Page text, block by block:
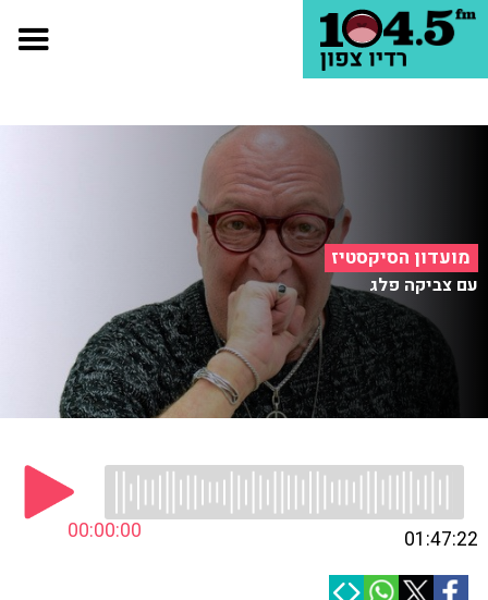
מועדון הסיקסטיז
עם צביקה פלג
00:00:00 01:47:22